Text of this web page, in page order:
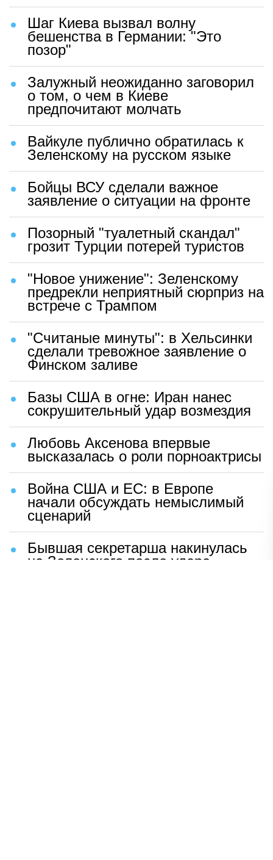
Шаг Киева вызвал волну
бешенства в Германии: "Это
позор"
Залужный неожиданно заговорил
о том, о чем в Киеве
предпочитают молчать
Вайкуле публично обратилась к
Зеленскому на русском языке
Бойцы ВСУ сделали важное
заявление о ситуации на фронте
Позорный "туалетный скандал"
грозит Турции потерей туристов
"Новое унижение": Зеленскому
предрекли неприятный сюрприз на
встрече с Трампом
"Считаные минуты": в Хельсинки
сделали тревожное заявление о
Финском заливе
Базы США в огне: Иран нанес
сокрушительный удар возмездия
Любовь Аксенова впервые
высказалась о роли порноактрисы
Война США и ЕС: в Европе
начали обсуждать немыслимый
сценарий
Бывшая секретарша накинулась
на Зеленского после удара